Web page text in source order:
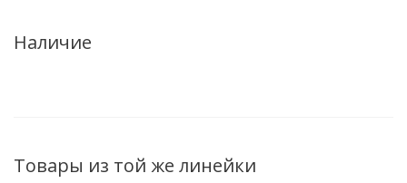
Наличие
Товары из той же линейки